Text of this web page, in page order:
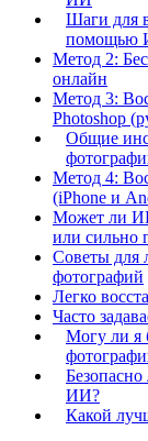
Шаги для
помощью
Метод 2:
онлайн
Метод 3:
Photoshop
Общие
Метод 4:
(iPhone и
Может ли ИИ
или сильно
Советы для
фотографий
Легко
Часто
Могу ли я
ИИ?
Какой